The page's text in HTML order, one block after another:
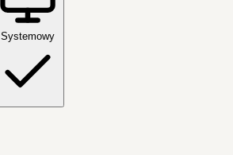
Systemowy